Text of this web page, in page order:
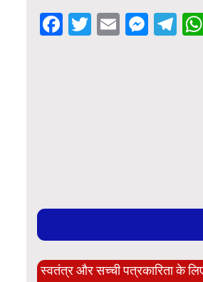
Facebook
Twitter
Email
स्वतंत्र और सच्ची पत्रकारिता के